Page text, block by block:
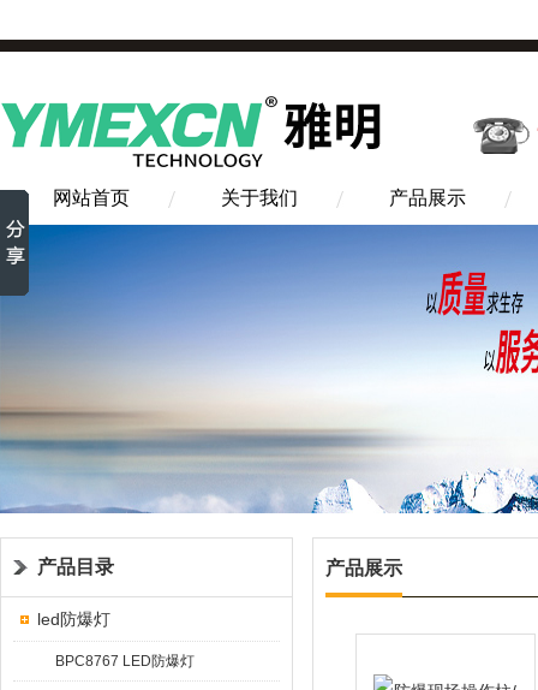
网站首页 关于我们 产品展示
产品目录
led防爆灯
BPC8767 LED防爆灯
产品展示